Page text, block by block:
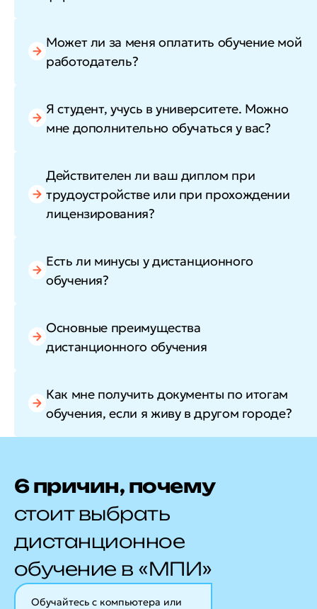
Может ли за меня оплатить обучение мой
работодатель?
Я студент, учусь в университете. Можно
мне дополнительно обучаться у вас?
Действителен ли ваш диплом при
трудоустройстве или при прохождении
лицензирования?
Есть ли минусы у дистанционного
обучения?
Основные преимущества
дистанционного обучения
Как мне получить документы по итогам
обучения, если я живу в другом городе?
6 причин, почему
стоит выбрать
дистанционное
обучение в «МПИ»
Обучайтесь с компьютера или